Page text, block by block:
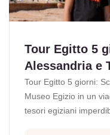
Tour Egitto 5
Alessandria e
Tour Egitto 5 giorni:
Museo Egizio in un
tesori egiziani